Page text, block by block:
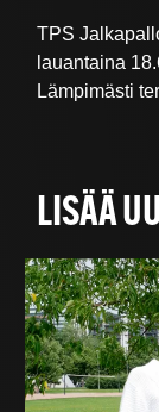
TPS
lauantaina
Lämpimästi
LISÄÄ